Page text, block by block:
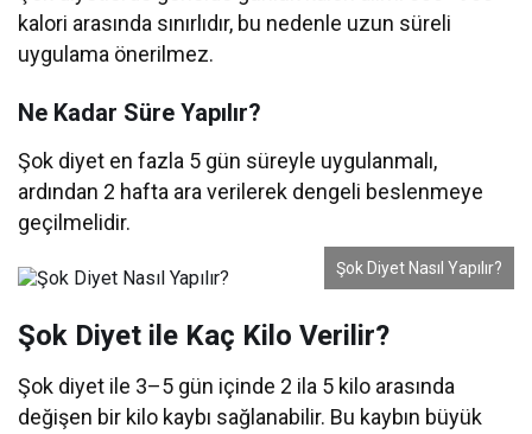
kalori arasında sınırlıdır, bu nedenle uzun süreli
uygulama önerilmez.
Ne Kadar Süre Yapılır?
Şok diyet en fazla 5 gün süreyle uygulanmalı,
ardından 2 hafta ara verilerek dengeli beslenmeye
geçilmelidir.
Şok Diyet Nasıl Yapılır?
Şok Diyet ile Kaç Kilo Verilir?
Şok diyet ile 3–5 gün içinde 2 ila 5 kilo arasında
değişen bir kilo kaybı sağlanabilir. Bu kaybın büyük